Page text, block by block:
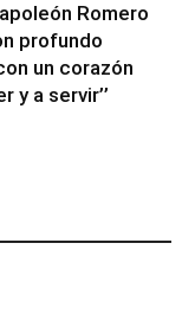
Romero
profundo
un corazón
y a servir’’